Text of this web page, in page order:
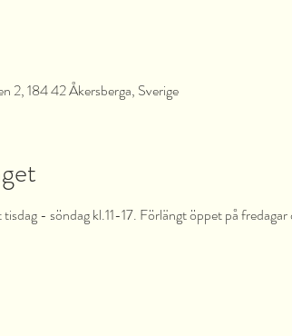
2, 184 42 Åkersberga, Sverige
- söndag kl.11-17. Förlängt öppet på